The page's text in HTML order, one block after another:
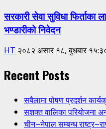
सरकारी सेवा सुविधा फिर्ताका
भण्डारीको निवेदन
HT २०८२ असार १८, बुधबार
Recent Posts
सबैलामा पोषण प्रदर्शन
सशक्त वालिका परियोजना
चीन–नेपाल सम्बन्ध